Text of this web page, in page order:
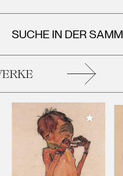
SUCHE IN DER
Meiner